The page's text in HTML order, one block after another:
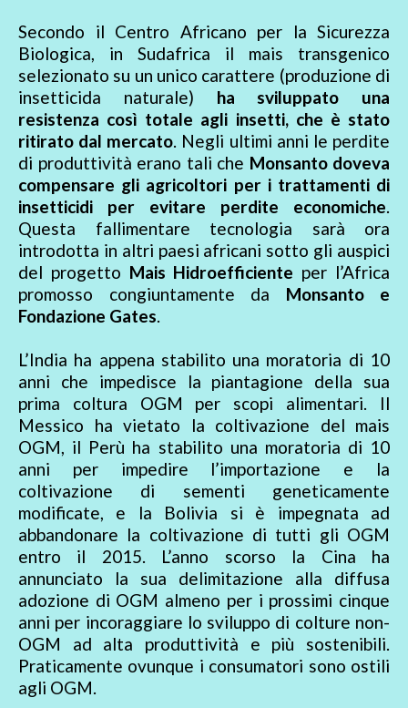
Secondo il Centro Africano per la Sicurezza
Biologica, in Sudafrica il mais transgenico
selezionato su un unico carattere (produzione di
insetticida naturale) ha sviluppato una
resistenza così totale agli insetti, che è stato
ritirato dal mercato. Negli ultimi anni le perdite
di produttività erano tali che Monsanto doveva
compensare gli agricoltori per i trattamenti di
insetticidi per evitare perdite economiche.
Questa fallimentare tecnologia sarà ora
introdotta in altri paesi africani sotto gli auspici
del progetto Mais Hidroefficiente per l’Africa
promosso congiuntamente da Monsanto e
Fondazione Gates.
L’India ha appena stabilito una moratoria di 10
anni che impedisce la piantagione della sua
prima coltura OGM per scopi alimentari. Il
Messico ha vietato la coltivazione del mais
OGM, il Perù ha stabilito una moratoria di 10
anni per impedire l’importazione e la
coltivazione di sementi geneticamente
modificate, e la Bolivia si è impegnata ad
abbandonare la coltivazione di tutti gli OGM
entro il 2015. L’anno scorso la Cina ha
annunciato la sua delimitazione alla diffusa
adozione di OGM almeno per i prossimi cinque
anni per incoraggiare lo sviluppo di colture non-
OGM ad alta produttività e più sostenibili.
Praticamente ovunque i consumatori sono ostili
agli OGM.